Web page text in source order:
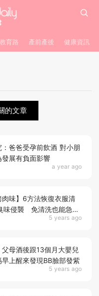
教育路 產前產後 健康資訊
的文章
a year ago
：爸爸受孕前飲酒 對小朋
展有負面影響
5 years ago
肉味】6方法恢復衣服清
味侵襲 免清洗也能急救
5 years ago
父母酒後跟13個月大嬰兒
上醒來發現BB臉部發紫